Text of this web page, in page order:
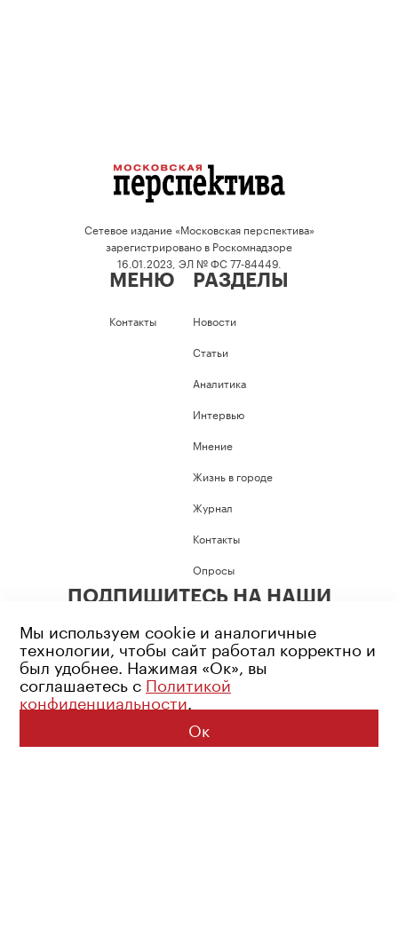
Сетевое издание «Московская перспектива»
зарегистрировано в Роскомнадзоре
16.01.2023, ЭЛ № ФС 77-84449.
МЕНЮ
Контакты
РАЗДЕЛЫ
Новости
Статьи
Аналитика
Интервью
Мнение
Жизнь в городе
Журнал
Контакты
Опросы
ПОДПИШИТЕСЬ НА НАШИ
Возрастное ограничение: 16+
Политика конфиденциальности
© 2026 Все права защищены
Мы используем cookie и аналогичные
технологии, чтобы сайт работал корректно и
был удобнее. Нажимая «Ок», вы
соглашаетесь с Политикой
конфиденциальности.
Ок